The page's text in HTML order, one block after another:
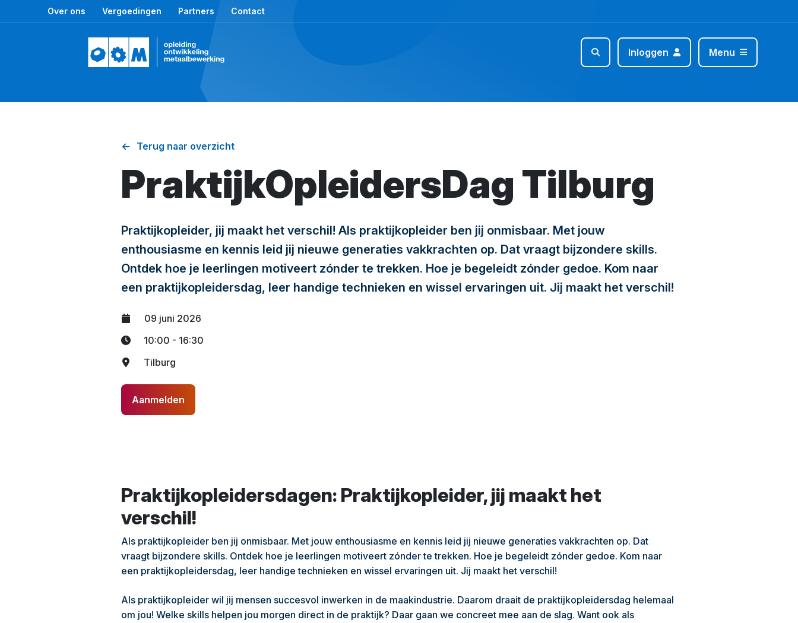
Over ons Vergoedingen Partners Contact
Inloggen Menu
Terug naar overzicht
PraktijkOpleidersDag Tilburg
Praktijkopleider, jij maakt het verschil! Als praktijkopleider ben jij onmisbaar. Met jouw
enthousiasme en kennis leid jij nieuwe generaties vakkrachten op. Dat vraagt bijzondere skills.
Ontdek hoe je leerlingen motiveert zónder te trekken. Hoe je begeleidt zónder gedoe. Kom naar
een praktijkopleidersdag, leer handige technieken en wissel ervaringen uit. Jij maakt het verschil!
09 juni 2026
10:00 - 16:30
Tilburg
Aanmelden
Praktijkopleidersdagen: Praktijkopleider, jij maakt het
verschil!
Als praktijkopleider ben jij onmisbaar. Met jouw enthousiasme en kennis leid jij nieuwe generaties vakkrachten op. Dat
vraagt bijzondere skills. Ontdek hoe je leerlingen motiveert zónder te trekken. Hoe je begeleidt zónder gedoe. Kom naar
een praktijkopleidersdag, leer handige technieken en wissel ervaringen uit. Jij maakt het verschil!
Als praktijkopleider wil jij mensen succesvol inwerken in de maakindustrie. Daarom draait de praktijkopleidersdag helemaal
om jou! Welke skills helpen jou morgen direct in de praktijk? Daar gaan we concreet mee aan de slag. Want ook als